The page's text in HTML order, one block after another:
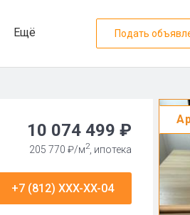
Ещё Подать
10 074 499 ₽
205 770 ₽/м2, ипотека
+7 (812) XXX-XX-04